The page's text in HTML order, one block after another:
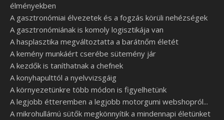
élményekben
A gasztronómiai élvezetek és a fogzás körüli nehézségek
A gasztronómiának is komoly logisztikája van
A hasplasztika megváltoztatta a barátnőm életét
A kemény munkáért cserébe sütemény jár
A kezdők is taníthatnak a chefnek
A konyhapulttól a nyelvvizsgáig
A környezetünkre több módon is figyelhetünk
A legjobb étteremben a legjobb motorgumi webshopról...
A mikrohullámú sütők megkönnyítik a mindennapi életünket